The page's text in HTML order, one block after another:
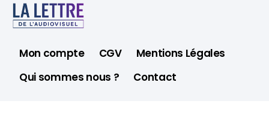
Mon compte CGV
Mentions Légales
Qui sommes nous ?
Contact